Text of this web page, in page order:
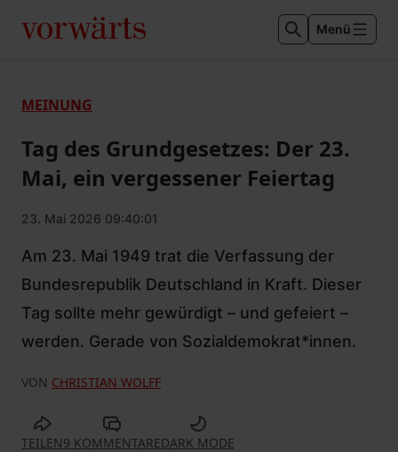
Menü
MEINUNG
Tag des Grundgesetzes: Der 23.
Mai, ein vergessener Feiertag
23. Mai 2026 09:40:01
Am 23. Mai 1949 trat die Verfassung der
Bundesrepublik Deutschland in Kraft. Dieser
Tag sollte mehr gewürdigt – und gefeiert –
werden. Gerade von Sozialdemokrat*innen.
VON CHRISTIAN WOLFF
TEILEN9 KOMMENTAREDARK MODE